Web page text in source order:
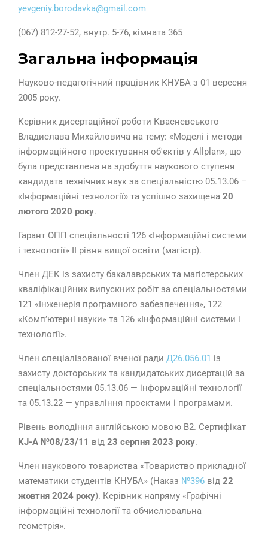
yevgeniy.borodavka@gmail.com
(067) 812-27-52, внутр. 5-76, кімната 365
Загальна інформація
Науково-педагогічний працівник КНУБА з 01 вересня
2005 року.
Керівник дисертаційної роботи Квасневського
Владислава Михайловича на тему: «Моделі і методи
інформаційного проектування об′єктів у Allplan», що
була представлена на здобуття наукового ступеня
кандидата технічних наук за спеціальністю 05.13.06 –
«Інформаційні технології» та успішно захищена 20
лютого 2020 року.
Гарант ОПП спеціальності 126 «Інформаційні системи
і технології» ІІ рівня вищої освіти (магістр).
Член ДЕК із захисту бакалаврських та магістерських
кваліфікаційних випускних робіт за спеціальностями
121 «Інженерія програмного забезпечення», 122
«Комп’ютерні науки» та 126 «Інформаційні системи і
технології».
Член спеціалізованої вченої ради Д26.056.01 із
захисту докторських та кандидатських дисертацій за
спеціальностями 05.13.06 — інформаційні технології
та 05.13.22 — управління проєктами і програмами.
Рівень володіння англійською мовою B2. Сертифікат
KJ-A №08/23/11 від 23 серпня 2023 року.
Член наукового товариства «Товариство прикладної
математики студентів КНУБА» (Наказ №396 від 22
жовтня 2024 року). Керівник напряму «Графічні
інформаційні технології та обчислювальна
геометрія».